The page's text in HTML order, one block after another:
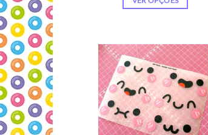
tem
várias
variantes.
As
opções
podem
ser